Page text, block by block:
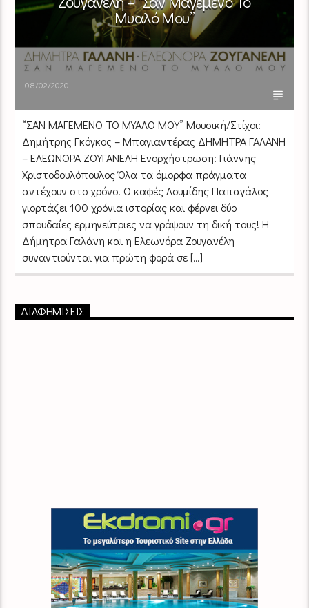
Μυαλό Μου”
08/02/2020
“ΣΑΝ ΜΑΓΕΜΕΝΟ ΤΟ ΜΥΑΛΟ ΜΟΥ” Μουσική/Στίχοι:
Δημήτρης Γκόγκος – Μπαγιαντέρας ΔΗΜΗΤΡΑ ΓΑΛΑΝΗ
– ΕΛΕΩΝΟΡΑ ΖΟΥΓΑΝΕΛΗ Ενορχήστρωση: Γιάννης
Χριστοδουλόπουλος Όλα τα όμορφα πράγματα
αντέχουν στο χρόνο. Ο καφές Λουμίδης Παπαγάλος
γιορτάζει 100 χρόνια ιστορίας και φέρνει δύο
σπουδαίες ερμηνεύτριες να γράψουν τη δική τους! Η
Δήμητρα Γαλάνη και η Ελεωνόρα Ζουγανέλη
συναντιούνται για πρώτη φορά σε […]
ΔΙΑΦΗΜΙΣΕΙΣ